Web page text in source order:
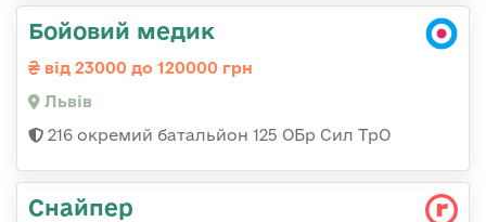
Бойовий медик
від 23000 до 120000 грн
Львів
216 окремий батальйон 125 ОБр Сил ТрО
Снайпер